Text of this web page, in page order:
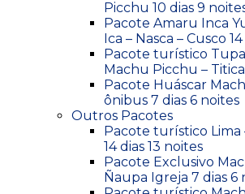
Picchu 10 dias 9
Pacote Amaru Inca
Ica – Nasca – Cusco
Pacote turístico
Machu Picchu –
Pacote Huáscar
ônibus 7 dias 6 noites
Outros Pacotes
Pacote turístico Lima
14 dias 13 noites
Pacote Exclusivo
Ñaupa Igreja 7 dias 6